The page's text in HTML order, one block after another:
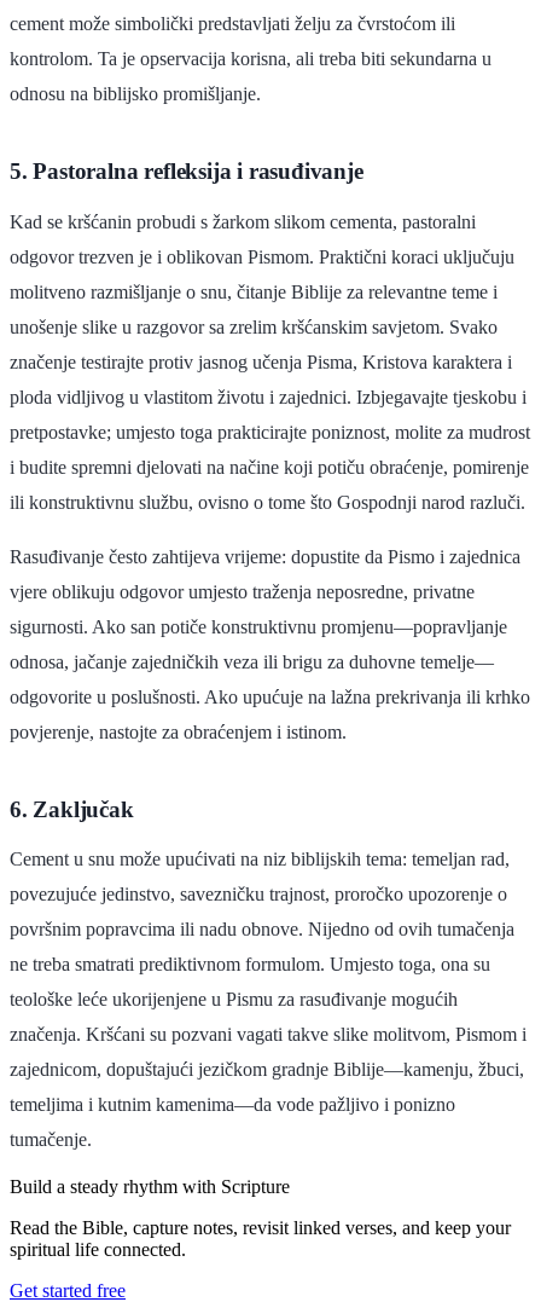
cement može simbolički predstavljati želju za čvrstoćom ili
kontrolom. Ta je opservacija korisna, ali treba biti sekundarna u
odnosu na biblijsko promišljanje.
5. Pastoralna refleksija i rasuđivanje
Kad se kršćanin probudi s žarkom slikom cementa, pastoralni
odgovor trezven je i oblikovan Pismom. Praktični koraci uključuju
molitveno razmišljanje o snu, čitanje Biblije za relevantne teme i
unošenje slike u razgovor sa zrelim kršćanskim savjetom. Svako
značenje testirajte protiv jasnog učenja Pisma, Kristova karaktera i
ploda vidljivog u vlastitom životu i zajednici. Izbjegavajte tjeskobu i
pretpostavke; umjesto toga prakticirajte poniznost, molite za mudrost
i budite spremni djelovati na načine koji potiču obraćenje, pomirenje
ili konstruktivnu službu, ovisno o tome što Gospodnji narod razluči.
Rasuđivanje često zahtijeva vrijeme: dopustite da Pismo i zajednica
vjere oblikuju odgovor umjesto traženja neposredne, privatne
sigurnosti. Ako san potiče konstruktivnu promjenu—popravljanje
odnosa, jačanje zajedničkih veza ili brigu za duhovne temelje—
odgovorite u poslušnosti. Ako upućuje na lažna prekrivanja ili krhko
povjerenje, nastojte za obraćenjem i istinom.
6. Zaključak
Cement u snu može upućivati na niz biblijskih tema: temeljan rad,
povezujuće jedinstvo, savezničku trajnost, proročko upozorenje o
površnim popravcima ili nadu obnove. Nijedno od ovih tumačenja
ne treba smatrati prediktivnom formulom. Umjesto toga, ona su
teološke leće ukorijenjene u Pismu za rasuđivanje mogućih
značenja. Kršćani su pozvani vagati takve slike molitvom, Pismom i
zajednicom, dopuštajući jezičkom gradnje Biblije—kamenju, žbuci,
temeljima i kutnim kamenima—da vode pažljivo i ponizno
tumačenje.
Build a steady rhythm with Scripture
Read the Bible, capture notes, revisit linked verses, and keep your
spiritual life connected.
Get started free